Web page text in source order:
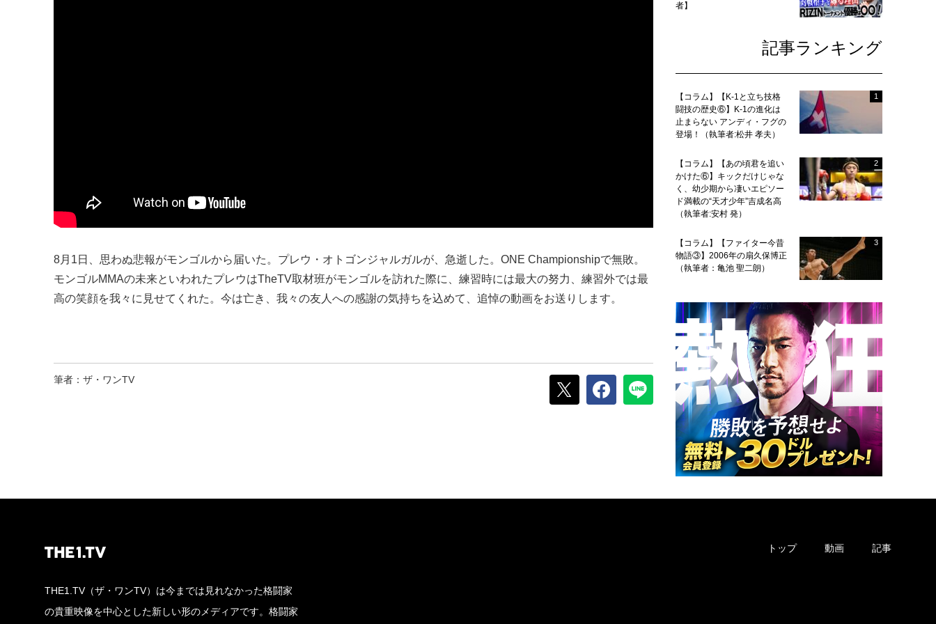
8月1日、思わぬ悲報がモンゴルから届いた。プレウ・オトゴンジャルガルが、急逝した。ONE Championshipで無敗。
モンゴルMMAの未来といわれたプレウはTheTV取材班がモンゴルを訪れた際に、練習時には最大の努力、練習外では最
高の笑顔を我々に見せてくれた。今は亡き、我々の友人への感謝の気持ちを込めて、追悼の動画をお送りします。
筆者：ザ・ワンTV
者】
記事ランキング
【コラム】【K-1と立ち技格
闘技の歴史⑥】K-1の進化は
止まらない アンディ・フグの
登場！（執筆者:松井 孝夫）
1
【コラム】【あの頃君を追い
かけた⑥】キックだけじゃな
く、幼少期から凄いエピソー
ド満載の“天才少年”吉成名高
（執筆者:安村 発）
2
【コラム】【ファイター今昔
物語③】2006年の扇久保博正
（執筆者：亀池 聖二朗）
3
THE1.TV（ザ・ワンTV）は今までは見れなかった格闘家
の貴重映像を中心とした新しい形のメディアです。格闘家
トップ 動画 記事